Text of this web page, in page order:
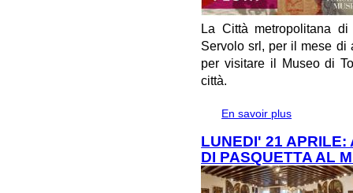
La Città metropolitana
Servolo srl, per il mese di
per visitare il Museo di
città.
En savoir plus
LUNEDI' 21 APRILE:
DI PASQUETTA AL